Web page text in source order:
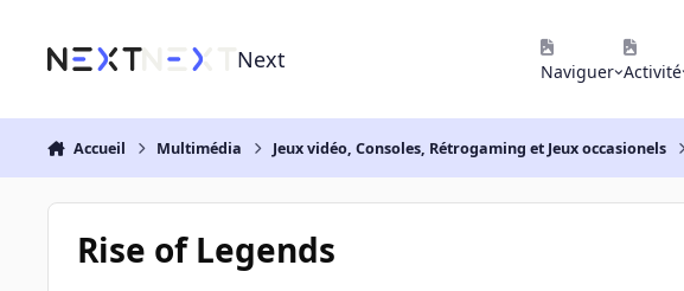
Next Naviguer Activité
Accueil Multimédia Jeux vidéo, Consoles, Rétrogaming et Jeux occasionels
Rise of Legends